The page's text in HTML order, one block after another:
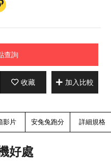
查詢
收藏 加入比較
影片 安兔兔跑分 詳細規格
好處